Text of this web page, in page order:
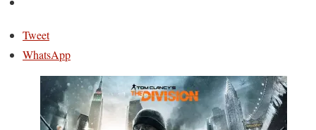
Tweet
WhatsApp